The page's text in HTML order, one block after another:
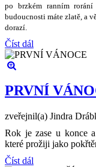
po brzkém ranním rorání
budoucnosti máte zlatě , a v
dorazí.
Číst dál
PRVNÍ
zveřejnil(a) Jindra
Rok je zase u konce
které prožiji jako
Číst dál